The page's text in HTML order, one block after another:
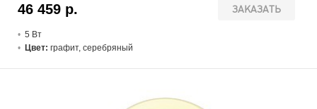
ЗАКАЗАТЬ
46 459 р.
5 Вт
Цвет: графит, серебряный